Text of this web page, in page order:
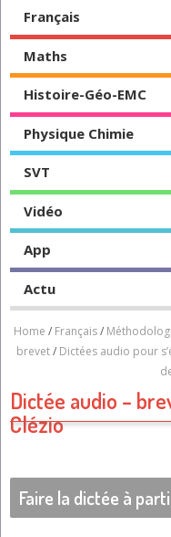
Français
Maths
Histoire-Géo-EMC
Physique Chimie
SVT
Vidéo
App
Actu
Home / Français/
brevet/ Dictées audio pour
Dictée audio –
Clézio
Faire la dictée à